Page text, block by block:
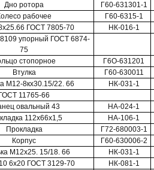
Дно ротора
Г60-631301-1
рабочее
Г60-6315-1
ГОСТ 7805-70
НК-016-1
упорный ГОСТ 6874-
75
стопорное
Г6О-631201
Втулка
Г60-630011
М12-8кх30.15/22. 66
НК-031-1
ГОСТ 11765-66
овальный 43
НА-024-1
112x66x1,5
НА-106-1
Прокладка
Г72-680003-1
Корпус
Г60-630006-2
М12х25. 15/18. 66
НК-031-1
6x20 ГОСТ 3129-70
НК-081-1